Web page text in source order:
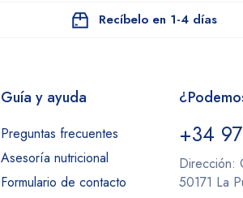
Recíbelo en 1-4 días
Guía y ayuda
Preguntas frecuentes
Asesoría nutricional
Formulario de contacto
+34
Dirección:
50171 La